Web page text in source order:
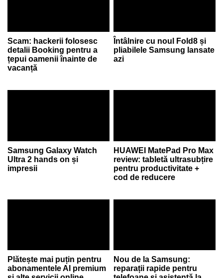
Scam: hackerii folosesc
detalii Booking pentru a
țepui oamenii înainte de
vacanță
Întâlnire cu noul Fold8 și
pliabilele Samsung lansate
azi
Samsung Galaxy Watch
Ultra 2 hands on și
impresii
HUAWEI MatePad Pro Max
review: tabletă ultrasubțire
pentru productivitate +
cod de reducere
Plătește mai puțin pentru
abonamentele AI premium
Nou de la Samsung:
reparații rapide pentru